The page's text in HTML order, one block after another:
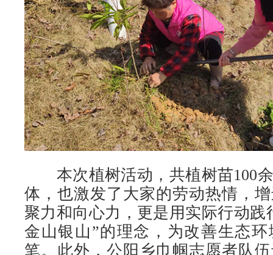
本次植树活动，共植树苗100余
体，也激发了大家的劳动热情，
聚力和向心力，更是用实际行动践
金山银山”的理念，为改善生态
笔。此外，公阳乡巾帼志愿者队